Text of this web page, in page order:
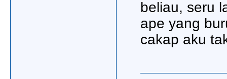
beliau, seru
ape yang
cakap aku